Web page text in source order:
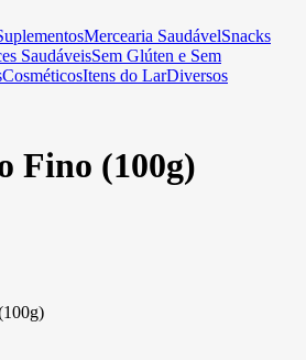
Mercearia SaudávelSnacks
SaudáveisSem Glúten e Sem
CosméticosItens do LarDiversos
Fino (100g)